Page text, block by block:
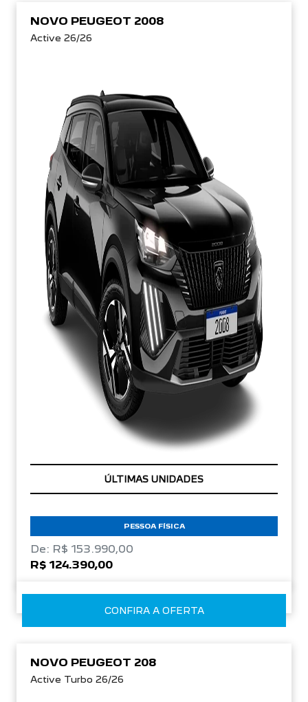
NOVO PEUGEOT 2008
Active 26/26
TAXA ZERO
PESSOA FÍSICA
De: R$ 153.990,00
R$ 124.390,00
CONFIRA A OFERTA
NOVO PEUGEOT 208
Active Turbo 26/26